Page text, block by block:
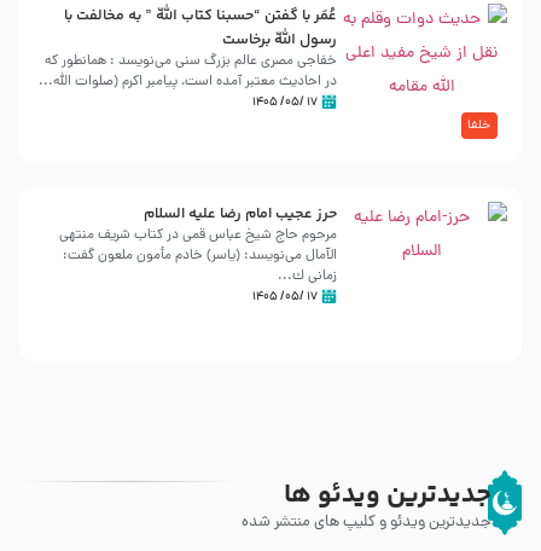
خلفا
عُمَر با گفتن “حسبنا كتاب اللّه ” به مخالفت با
رسول اللّه برخاست
خفاجی مصری عالم بزرگ سنی می‌نویسد : همانطور که
در احادیث معتبر آمده است، پیامبر اکرم (صلوات اللّه...
۱۷ /۰۵/ ۱۴۰۵
حرز عجیب امام رضا علیه السلام
مرحوم حاج شیخ عباس قمی در کتاب شریف منتهی
الآمال می‌نویسد: (ياسر) خادم مأمون ملعون گفت:
زمانى ك...
۱۷ /۰۵/ ۱۴۰۵
جدیدترین ویدئو ها
جدیدترین ویدئو و کلیپ های منتشر شده